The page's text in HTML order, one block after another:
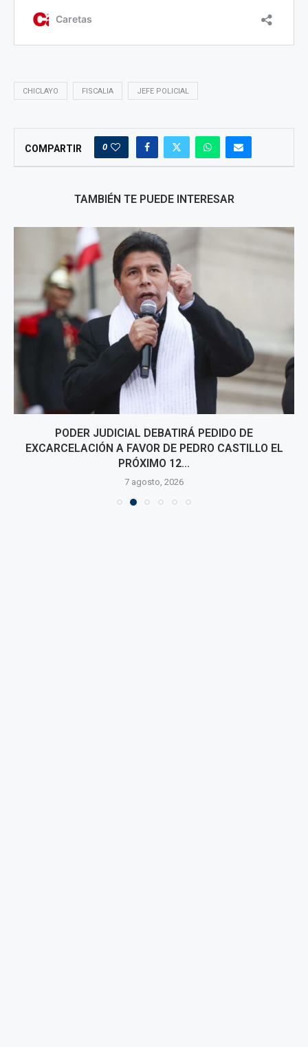
CHICLAYO FISCALIA JEFE POLICIAL
COMPARTIR 0
TAMBIÉN TE PUEDE INTERESAR
PODER JUDICIAL DEBATIRÁ PEDIDO DE
EXCARCELACIÓN A FAVOR DE PEDRO CASTILLO EL
PRÓXIMO 12...
7 agosto, 2026